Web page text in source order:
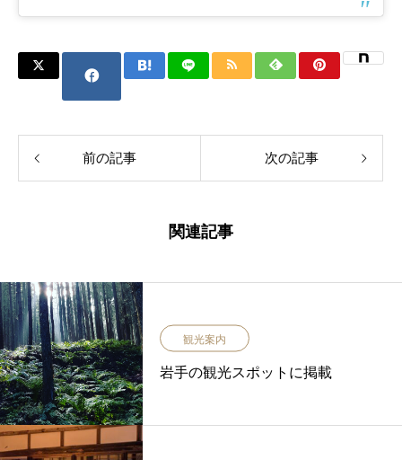
前の記事 次の記事
関連記事
観光案内
岩手の観光スポットに掲載